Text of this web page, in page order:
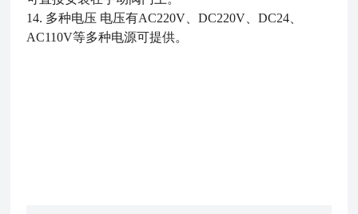
14. 多种电压 电压有AC220V、DC220V、DC24、
AC110V等多种电源可提供。